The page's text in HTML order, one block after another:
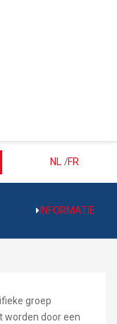
NL FR
/
INFORMATIE
groep
worden door een